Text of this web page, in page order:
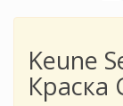
Keune